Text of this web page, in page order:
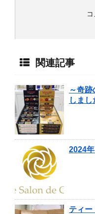
関連記事
～奇
しまし
2024
ティー